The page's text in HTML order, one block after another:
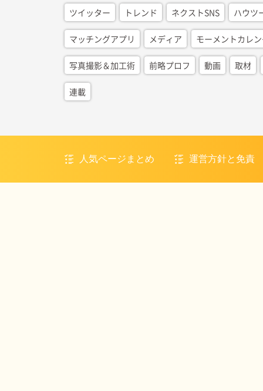
ツイッター トレンド ネクストSNS ハウツ
マッチングアプリ メディア モーメントカレ
写真撮影＆加工術 前略プロフ 動画 取材
連載
人気ページまとめ 運営方針と免責